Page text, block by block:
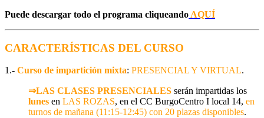
Puede descargar todo el programa cliqueando AQUÍ
CARACTERÍSTICAS DEL CURSO
1.- Curso de impartición mixta: PRESENCIAL Y VIRTUAL.
⇒LAS CLASES PRESENCIALES serán impartidas los
lunes en LAS ROZAS, en el CC BurgoCentro I local 14, en
turnos de mañana (11:15-12:45) con 20 plazas disponibles.